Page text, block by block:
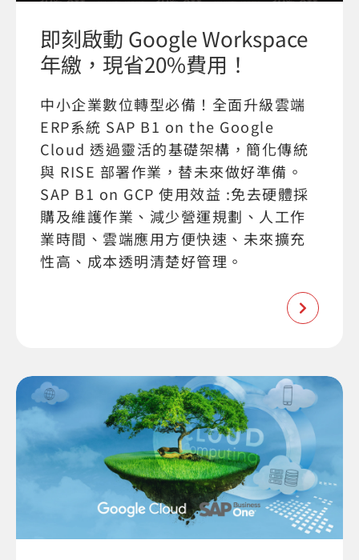
即刻啟動 Google Workspace
年繳，現省20%費用！
中小企業數位轉型必備！全面升級雲端
ERP系統 SAP B1 on the Google
Cloud 透過靈活的基礎架構，簡化傳統
與 RISE 部署作業，替未來做好準備。
SAP B1 on GCP 使用效益 :免去硬體採
購及維護作業、減少營運規劃、人工作
業時間、雲端應用方便快速、未來擴充
性高、成本透明清楚好管理。